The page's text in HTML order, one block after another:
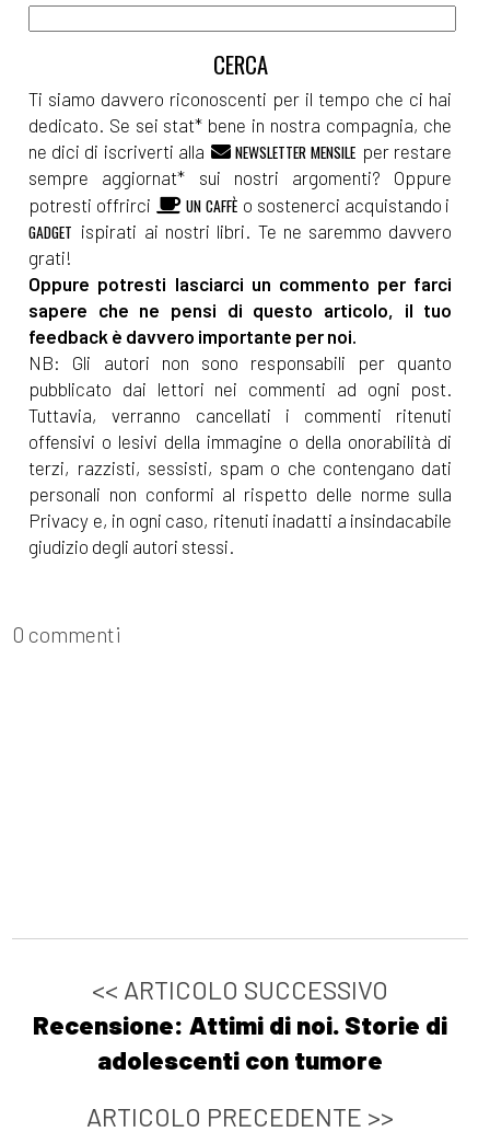
Ti siamo davvero riconoscenti per il tempo che ci hai
dedicato. Se sei stat* bene in nostra compagnia, che
ne dici di iscriverti alla
NEWSLETTER MENSILE per restare
sempre aggiornat* sui nostri argomenti? Oppure
potresti offrirci
UN CAFFÈ o sostenerci acquistando i
GADGET ispirati ai nostri libri. Te ne saremmo davvero
grati!
Oppure potresti lasciarci un commento per farci
sapere che ne pensi di questo articolo, il tuo
feedback è davvero importante per noi.
NB: Gli autori non sono responsabili per quanto
pubblicato dai lettori nei commenti ad ogni post.
Tuttavia, verranno cancellati i commenti ritenuti
offensivi o lesivi della immagine o della onorabilità di
terzi, razzisti, sessisti, spam o che contengano dati
personali non conformi al rispetto delle norme sulla
Privacy e, in ogni caso, ritenuti inadatti a insindacabile
giudizio degli autori stessi.
0 commenti
<< ARTICOLO SUCCESSIVO
Recensione: Attimi di noi. Storie di
adolescenti con tumore
ARTICOLO PRECEDENTE >>